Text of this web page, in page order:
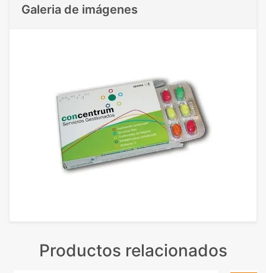
Galeria de imágenes
Productos relacionados